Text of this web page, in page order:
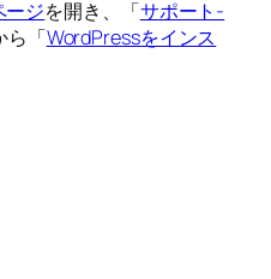
ージを開き、「サポート-
ら「WordPressをインス